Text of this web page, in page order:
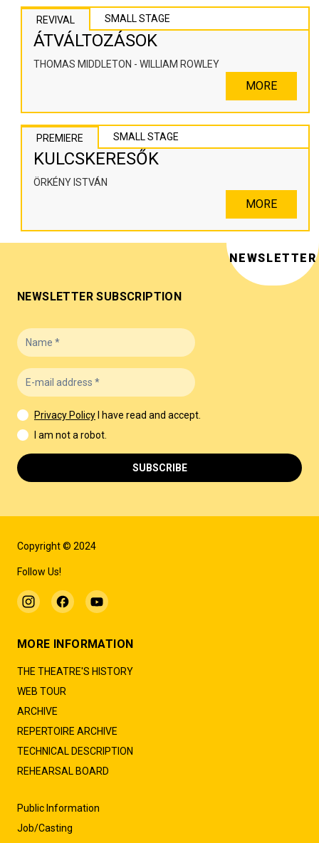
REVIVAL SMALL STAGE
ÁTVÁLTOZÁSOK
THOMAS MIDDLETON - WILLIAM ROWLEY
MORE
PREMIERE SMALL STAGE
KULCSKERESŐK
ÖRKÉNY ISTVÁN
MORE
Copyright © 2024
Follow Us!
MORE INFORMATION
THE THEATRE'S HISTORY
WEB TOUR
ARCHIVE
REPERTOIRE ARCHIVE
TECHNICAL DESCRIPTION
REHEARSAL BOARD
Public Information
Job/Casting
NEWSLETTER
NEWSLETTER SUBSCRIPTION
Privacy Policy
I have read and accept.
I am not a robot.
SUBSCRIBE